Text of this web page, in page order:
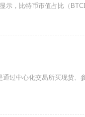
示，比特币市值占比（
通过中心化交易所买现货、